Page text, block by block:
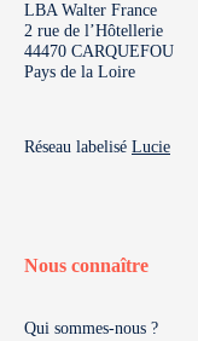
LBA Walter France
2 rue de l’Hôtellerie
44470 CARQUEFOU
Pays de la Loire
Réseau labelisé Lucie
Nous connaître
Qui sommes-nous ?